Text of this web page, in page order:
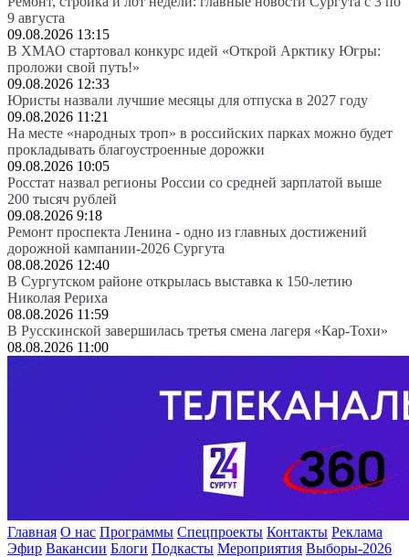
9 августа
09.08.2026 13:15
В ХМАО стартовал конкурс идей «Открой Арктику Югры:
проложи свой путь!»
09.08.2026 12:33
Юристы назвали лучшие месяцы для отпуска в 2027 году
09.08.2026 11:21
На месте «народных троп» в российских парках можно будет
прокладывать благоустроенные дорожки
09.08.2026 10:05
Росстат назвал регионы России со средней зарплатой выше
200 тысяч рублей
09.08.2026 9:18
Ремонт проспекта Ленина - одно из главных достижений
дорожной кампании-2026 Сургута
08.08.2026 12:40
В Сургутском районе открылась выставка к 150-летию
Николая Рериха
08.08.2026 11:59
В Русскинской завершилась третья смена лагеря «Кар-Тохи»
08.08.2026 11:00
Главная О нас Программы Спецпроекты Контакты Реклама
Эфир Вакансии Блоги Подкасты Мероприятия Выборы-2026